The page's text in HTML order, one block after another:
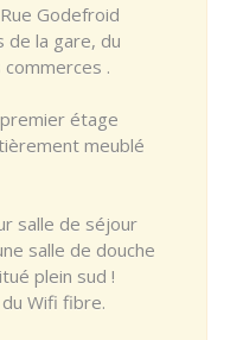
Godefroid
de la gare, du
.
étage
meublé
salle de séjour
salle de douche
plein sud !
Wifi fibre.